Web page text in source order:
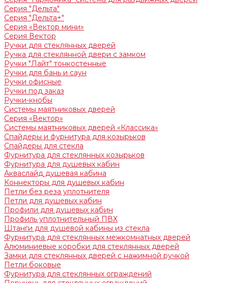
Серия "Дельта"
Серия "Дельта+"
Серия «Вектор мини»
Серия Вектор
Ручки для стеклянных дверей
Ручка для стеклянной двери с замком
Ручки "Лайт" тонкостенные
Ручки для бань и саун
Ручки офисные
Ручки под заказ
Ручки-кнобы
Системы маятниковых дверей
Серия «Вектор»
Системы маятниковых дверей «Классика»
Спайдеры и фурнитура для козырьков
Спайдеры для стекла
Фурнитура для стеклянных козырьков
Фурнитура для душевых кабин
Акваслайд душевая кабина
Коннекторы для душевых кабин
Петли без реза уплотнителя
Петли для душевых кабин
Профили для душевых кабин
Профиль уплотнительный ПВХ
Штанги для душевой кабины из стекла
Фурнитура для стеклянных межкомнатных дверей
Алюминиевые коробки для стеклянных дверей
Замки для стеклянных дверей с нажимной ручкой
Петли боковые
Фурнитура для стеклянных ограждений